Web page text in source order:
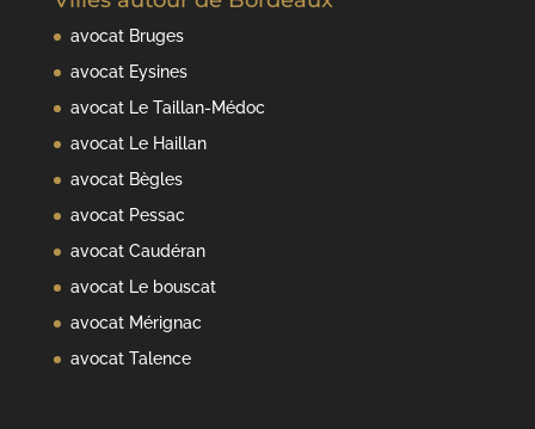
avocat Bruges
avocat Eysines
avocat Le Taillan-Médoc
avocat Le Haillan
avocat Bègles
avocat Pessac
avocat Caudéran
avocat Le bouscat
avocat Mérignac
avocat Talence